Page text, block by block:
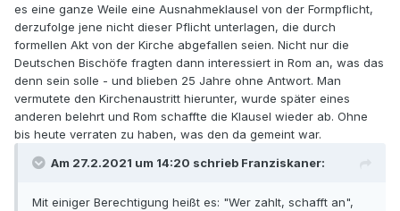
es eine ganze Weile eine Ausnahmeklausel von der Formpflicht,
derzufolge jene nicht dieser Pflicht unterlagen, die durch
formellen Akt von der Kirche abgefallen seien. Nicht nur die
Deutschen Bischöfe fragten dann interessiert in Rom an, was das
denn sein solle - und blieben 25 Jahre ohne Antwort. Man
vermutete den Kirchenaustritt hierunter, wurde später eines
anderen belehrt und Rom schaffte die Klausel wieder ab. Ohne
bis heute verraten zu haben, was den da gemeint war.
Am 27.2.2021 um 14:20 schrieb Franziskaner:
Mit einiger Berechtigung heißt es: "Wer zahlt, schafft an",